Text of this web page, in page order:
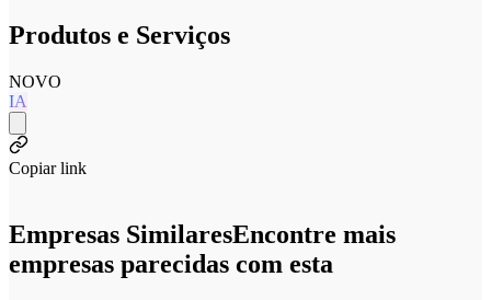
Produtos e Serviços
NOVO
IA
Copiar link
Empresas SimilaresEncontre mais
empresas parecidas com esta